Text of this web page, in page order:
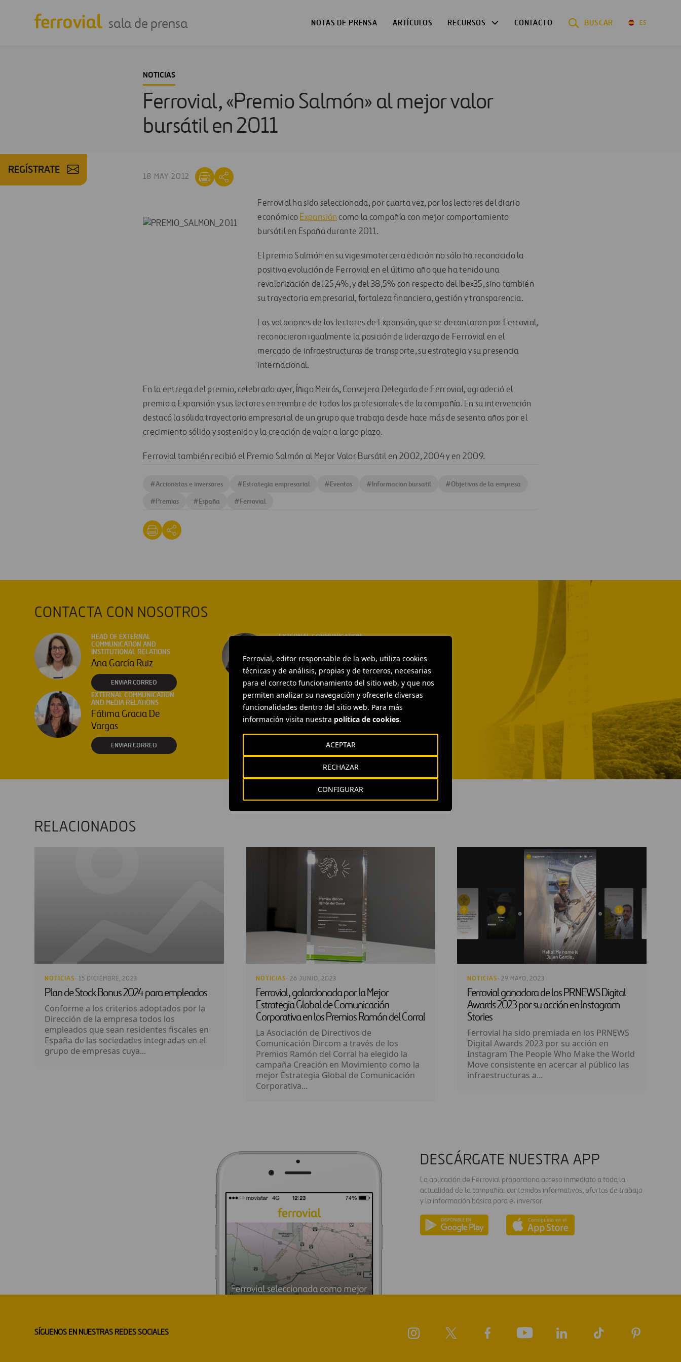
Ferrovial, editor responsable de la web, utiliza cookies
técnicas y de análisis, propias y de terceros, necesarias
para el correcto funcionamiento del sitio web, y que nos
permiten analizar su navegación y ofrecerle diversas
funcionalidades dentro del sitio web. Para más
información visita nuestra política de cookies.
CONFIGURAR
RECHAZAR
ACEPTAR
sala de prensa NOTAS DE PRENSA ARTÍCULOS RECURSOS CONTACTO BUSCAR ES
REGÍSTRATE
NOTICIAS
Ferrovial, «Premio Salmón» al mejor valor
bursátil en 2011
18 MAY 2012
Ferrovial ha sido seleccionada, por cuarta vez, por los lectores del diario
económico Expansión como la compañía con mejor comportamiento
bursátil en España durante 2011.
El premio Salmón en su vigesimotercera edición no sólo ha reconocido la
positiva evolución de Ferrovial en el último año que ha tenido una
revalorización del 25,4%, y del 38,5% con respecto del Ibex35, sino también
su trayectoria empresarial, fortaleza financiera, gestión y transparencia.
Las votaciones de los lectores de Expansión, que se decantaron por Ferrovial,
reconocieron igualmente la posición de liderazgo de Ferrovial en el
mercado de infraestructuras de transporte, su estrategia y su presencia
internacional.
En la entrega del premio, celebrado ayer, Íñigo Meirás, Consejero Delegado de Ferrovial, agradeció el
premio a Expansión y sus lectores en nombre de todos los profesionales de la compañía. En su intervención
destacó la sólida trayectoria empresarial de un grupo que trabaja desde hace más de sesenta años por el
crecimiento sólido y sostenido y la creación de valor a largo plazo.
Ferrovial también recibió el Premio Salmón al Mejor Valor Bursátil en 2002, 2004 y en 2009.
#Accionistas e inversores #Estrategia empresarial #Eventos #Informacion bursatil #Objetivos de la empresa
#Premios #España #Ferrovial
CONTACTA CON NOSOTROS
HEAD OF EXTERNAL
COMMUNICATION AND
INSTITUTIONAL RELATIONS
Ana García Ruiz
ENVIAR CORREO
EXTERNAL COMMUNICATION
Isabel Muñoz Torres
ENVIAR CORREO
EXTERNAL COMMUNICATION
AND MEDIA RELATIONS
Fátima Gracia De
Vargas
ENVIAR CORREO
RELACIONADOS
NOTICIAS · 15 DICIEMBRE, 2023
Plan de Stock Bonus 2024 para empleados
Conforme a los criterios adoptados por la
Dirección de la empresa todos los
empleados que sean residentes fiscales en
España de las sociedades integradas en el
grupo de empresas cuya...
NOTICIAS · 26 JUNIO, 2023
Ferrovial, galardonada por la Mejor
Estrategia Global de Comunicación
Corporativa en los Premios Ramón del Corral
La Asociación de Directivos de
Comunicación Dircom a través de los
Premios Ramón del Corral ha elegido la
campaña Creación en Movimiento como la
mejor Estrategia Global de Comunicación
Corporativa...
NOTICIAS · 29 MAYO, 2023
Ferrovial ganadora de los PRNEWS Digital
Awards 2023 por su acción en Instagram
Stories
Ferrovial ha sido premiada en los PRNEWS
Digital Awards 2023 por su acción en
Instagram The People Who Make the World
Move consistente en acercar al público las
infraestructuras a...
DESCÁRGATE NUESTRA APP
La aplicación de Ferrovial proporciona acceso inmediato a toda la
actualidad de la compañía: contenidos informativos, ofertas de trabajo
y la información básica para el inversor.
SÍGUENOS EN NUESTRAS REDES SOCIALES